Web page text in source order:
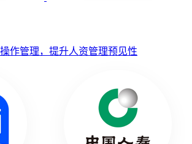
作管理，提升人资管理预见性